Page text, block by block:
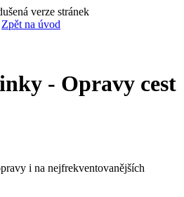
verze stránek
Zpět na úvod
- Opravy cest
i na nejfrekventovanějších